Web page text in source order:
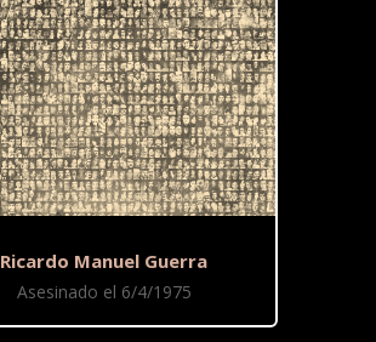
Ricardo Manuel Guerra
Asesinado el 6/4/1975